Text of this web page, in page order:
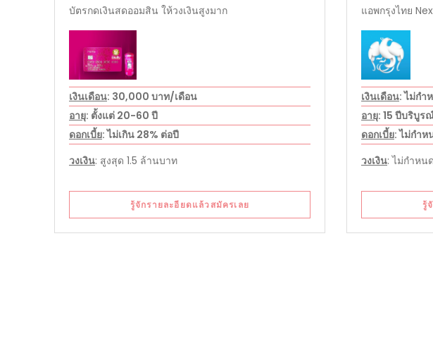
บัตรกดเงินสดออมสิน ให้วงเงินสูงมาก
เงินเดือน: 30,000 บาท/เดือน
อายุ: ตั้งแต่ 20-60 ปี
ดอกเบี้ย: ไม่เกิน 28% ต่อปี
วงเงิน: สูงสุด 1.5 ล้านบาท
รู้จักรายละอียดแล้วสมัครเลย
แอพกรุงไทย
เงินเดือน: ไม่กำ
อายุ: 15 ปีบริบูร
ดอกเบี้ย: ไม่กำห
วงเงิน: ไม่กำหน
รู้